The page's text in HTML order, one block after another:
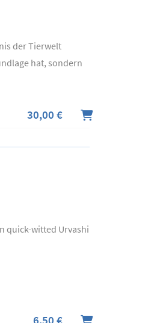
der Tierwelt
hat, sondern
30,00 €
quick-witted Urvashi